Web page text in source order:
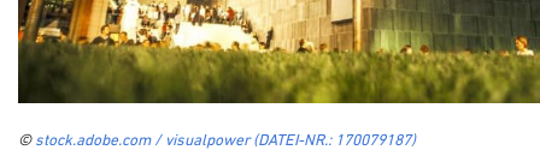
© stock.adobe.com / visualpower (DATEI-NR.: 170079187)